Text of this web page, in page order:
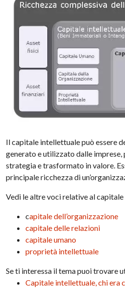
Il capitale intellettuale può essere
generato e utilizzato dalle
strategia e trasformato in valore.
principale ricchezza di
Vedi le altre voci relative al
capitale dell’organizzazione
capitale delle relazioni
capitale umano
proprietà intellettuale
Se ti interessa il tema puoi trovare
Capitale intellettuale, chi era